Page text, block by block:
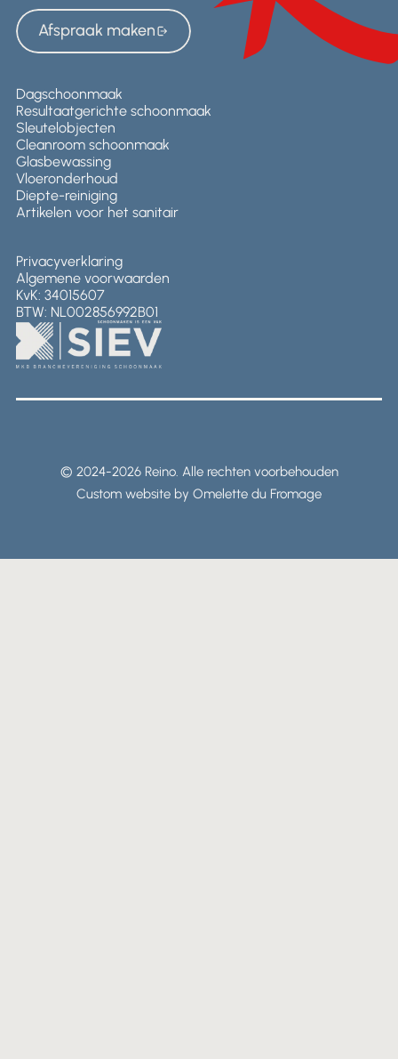
Afspraak maken
Afspraak maken
Dagschoonmaak
Resultaatgerichte schoonmaak
Sleutelobjecten
Cleanroom schoonmaak
Glasbewassing
Vloeronderhoud
Diepte-reiniging
Artikelen voor het sanitair
Privacyverklaring
Algemene voorwaarden
KvK: 34015607
BTW: NL002856992B01
© 2024-2026 Reino. Alle rechten voorbehouden
Custom website by Omelette du Fromage